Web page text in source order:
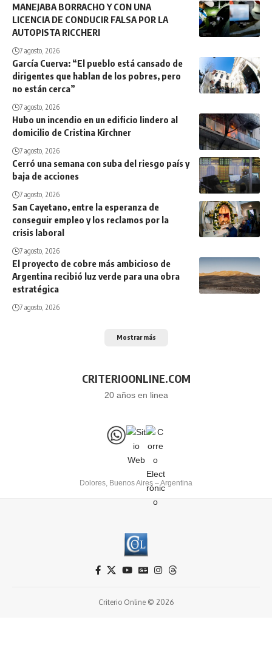
MANEJABA BORRACHO Y CON UNA
LICENCIA DE CONDUCIR FALSA POR LA
AUTOPISTA RICCHERI
7 agosto, 2026
García Cuerva: “El pueblo está cansado de
dirigentes que hablan de los pobres, pero
no están cerca”
7 agosto, 2026
Hubo un incendio en un edificio lindero al
domicilio de Cristina Kirchner
7 agosto, 2026
Cerró una semana con suba del riesgo país y
baja de acciones
7 agosto, 2026
San Cayetano, entre la esperanza de
conseguir empleo y los reclamos por la
crisis laboral
7 agosto, 2026
El proyecto de cobre más ambicioso de
Argentina recibió luz verde para una obra
estratégica
7 agosto, 2026
Mostrar más
CRITERIOONLINE.COM
20 años en linea
Dolores, Buenos Aires – Argentina
Criterio Online © 2026